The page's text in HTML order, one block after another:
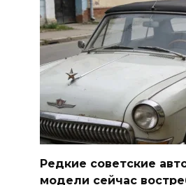
Редкие советские
модели сейчас